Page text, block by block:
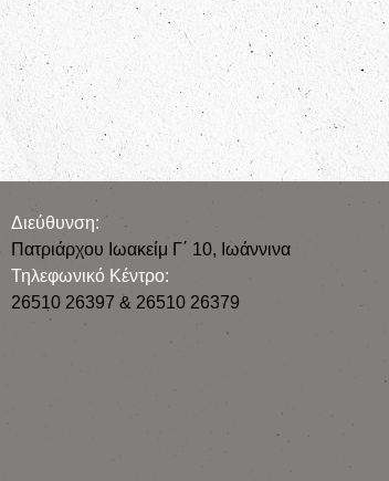
Διεύθυνση:
Πατριάρχου Ιωακείμ Γ΄ 10, Iωάννινα
Τηλεφωνικό Κέντρο:
26510 26397 & 26510 26379